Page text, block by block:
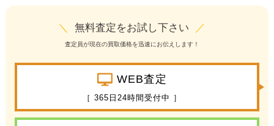
＼ 無料査定をお試し下さい ／
査定員が現在の買取価格を迅速にお伝えします！
WEB査定
［ 365日24時間受付中 ］